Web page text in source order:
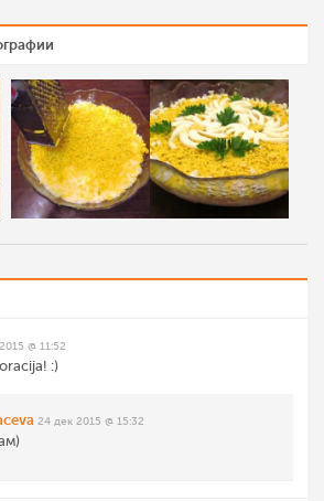
@ 11:52
:)
24 дек 2015 @ 15:32